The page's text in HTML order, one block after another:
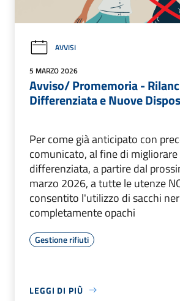
AVVISI
5 MARZO 2026
Avviso/ Promemoria -
Differenziata e Nuove
Per come già anticipato con
comunicato, al fine di
differenziata, a partire dal
marzo 2026, a tutte le utenze
consentito l'utilizzo di sacchi
completamente opachi
Gestione rifiuti
LEGGI DI PIÙ